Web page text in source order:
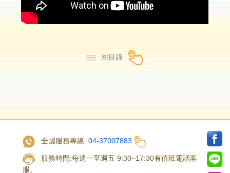
回目錄
全國服務專線: 04-37007883
服務時間:每週一至週五 9:30~17:30有值班電話客
服。